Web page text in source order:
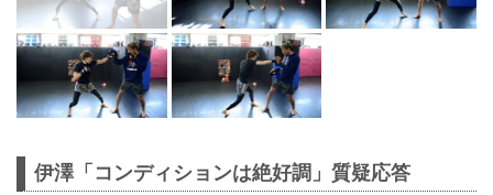
伊澤「コンディションは絶好調」質疑応答